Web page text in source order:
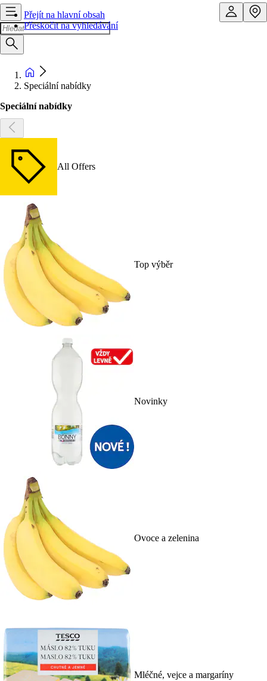
Přejít na hlavní obsah
Přeskočit na vyhledávání
Speciální nabídky
Speciální nabídky
All Offers
Top výběr
Novinky
Ovoce a zelenina
Mléčné, vejce a margaríny